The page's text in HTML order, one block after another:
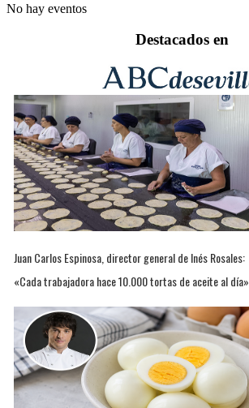
No hay eventos
Destacados en
Juan Carlos Espinosa, director general de Inés Rosales:
«Cada trabajadora hace 10.000 tortas de aceite al día»